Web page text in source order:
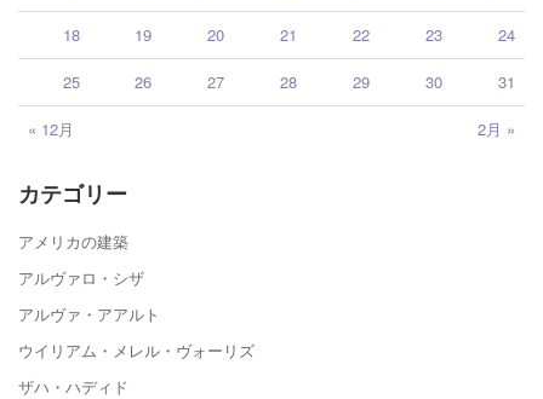
« 12月 2月 »
18 19 20 21 22 23 24
25 26 27 28 29 30 31
カテゴリー
アメリカの建築
アルヴァロ・シザ
アルヴァ・アアルト
ウイリアム・メレル・ヴォーリズ
ザハ・ハディド